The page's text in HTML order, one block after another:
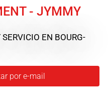
- JYMMY
EN BOURG-
por e-mail